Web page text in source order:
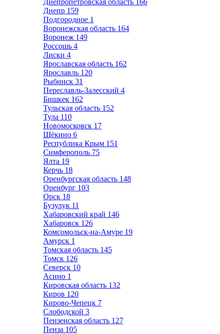
Днепропетровская область 166
Днепр 159
Подгородное 1
Воронежская область 164
Воронеж 149
Россошь 4
Лиски 4
Ярославская область 162
Ярославль 120
Рыбинск 31
Переславль-Залесский 4
Бишкек 162
Тульская область 152
Тула 110
Новомосковск 17
Щёкино 6
Республика Крым 151
Симферополь 75
Ялта 19
Керчь 18
Оренбургская область 148
Оренбург 103
Орск 18
Бузулук 11
Хабаровский край 146
Хабаровск 126
Комсомольск-на-Амуре 19
Амурск 1
Томская область 145
Томск 126
Северск 10
Асино 1
Кировская область 132
Киров 120
Кирово-Чепецк 7
Слободской 3
Пензенская область 127
Пенза 105